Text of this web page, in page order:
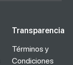
Transparencia
Términos y
Condiciones